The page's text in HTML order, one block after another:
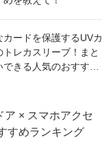
カードを保護するUVカ
トレカスリーブ！まと
きる人気のおすすめ
ア × スマホアクセ
すめランキング